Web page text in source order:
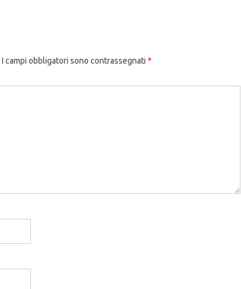
I campi obbligatori sono contrassegnati *